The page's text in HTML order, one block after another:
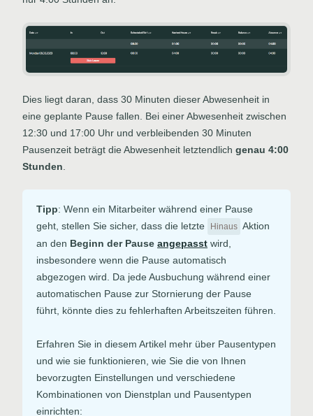
Dies liegt daran, dass 30 Minuten dieser Abwesenheit in
eine geplante Pause fallen. Bei einer Abwesenheit zwischen
12:30 und 17:00 Uhr und verbleibenden 30 Minuten
Pausenzeit beträgt die Abwesenheit letztendlich genau 4:00
Stunden.
Tipp: Wenn ein Mitarbeiter während einer Pause
geht, stellen Sie sicher, dass die letzte
Hinaus Aktion
an den Beginn der Pause angepasst wird,
insbesondere wenn die Pause automatisch
abgezogen wird. Da jede Ausbuchung während einer
automatischen Pause zur Stornierung der Pause
führt, könnte dies zu fehlerhaften Arbeitszeiten führen.
Erfahren Sie in diesem Artikel mehr über Pausentypen
und wie sie funktionieren, wie Sie die von Ihnen
bevorzugten Einstellungen und verschiedene
Kombinationen von Dienstplan und Pausentypen
einrichten: